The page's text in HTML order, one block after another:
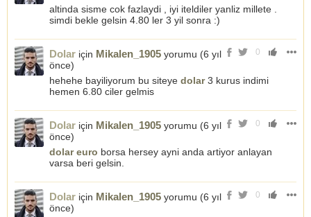
altinda sisme cok fazlaydi , iyi iteldiler yanliz millete .
simdi bekle gelsin 4.80 ler 3 yil sonra :)
0
Dolar için Mikalen_1905 yorumu (6 yıl
önce)
hehehe bayiliyorum bu siteye dolar3 kurus indimi
hemen 6.80 ciler gelmis
0
Dolar için Mikalen_1905 yorumu (6 yıl
önce)
dolar euro borsa hersey ayni anda artiyor anlayan
varsa beri gelsin.
0
Dolar için Mikalen_1905 yorumu (6 yıl
önce)